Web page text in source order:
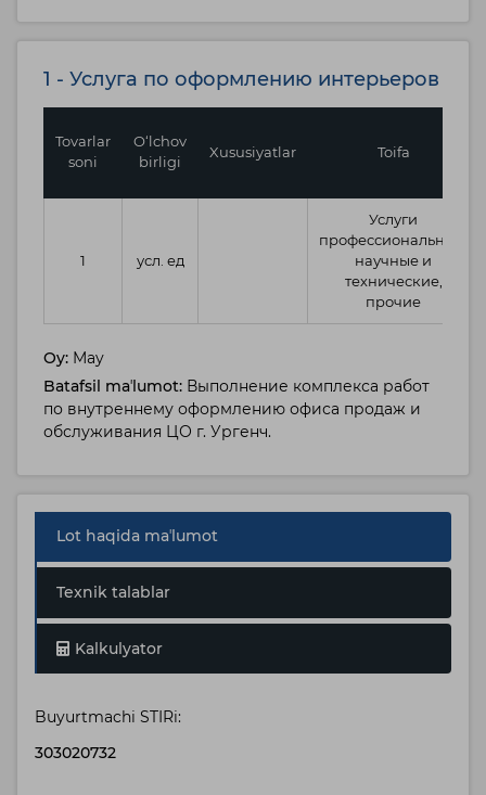
1 - Услуга по оформлению интерьеров
Tovarlar
soni
O‘lchov
birligi
Xususiyatlar Toifa
1 усл. ед
Услуги
профессиональные,
научные и
технические,
прочие
Oy: May
Batafsil maʼlumot: Выполнение комплекса работ
по внутреннему оформлению офиса продаж и
обслуживания ЦО г. Ургенч.
Lot haqida maʼlumot
Texnik talablar
Kalkulyator
Buyurtmachi STIRi:
303020732